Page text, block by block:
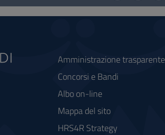
Amministrazione trasparente
Concorsi e Bandi
Albo on-line
Mappa del sito
HRS4R Strategy